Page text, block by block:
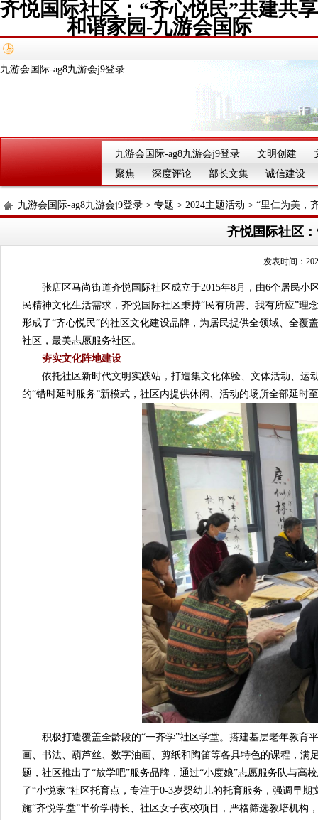
齐悦国际社区：“齐心悦民”共建共享
和谐家园-九游会国际
九游会国际-ag8九游会j9登录
九游会国际-ag8九游会j9登录 文明创建
聚焦
深度评论 部长文集 诚信建设
九游会国际-ag8九游会j9登录 > 专题 > 2024主题活动 > “里仁为美，
齐悦国际社区
发表时间：
张店区马尚街道齐悦国际社区成立于2015年8月，由6个居民小
民精神文化生活需求，齐悦国际社区秉持“民有所需、我有所应”理
形成了“齐心悦民”的社区文化建设品牌，为居民提供全领域、全
社区，最美志愿服务社区。
夯实文化阵地建设
依托社区新时代文明实践站，打造集文化体验、文体活动、运
的“错时延时服务”新模式，社区内提供休闲、活动的场所全部延
积极打造覆盖全龄段的“一齐学”社区学堂。搭建基层老年教育
画、书法、葫芦丝、数字油画、剪纸和陶笛等各具特色的课程，
题，社区推出了“放学吧”服务品牌，通过“小度娘”志愿服务队与
了“小悦家”社区托育点，专注于0-3岁婴幼儿的托育服务，强调早
施“齐悦学堂”半价学特长、社区女子夜校项目，严格筛选教培机